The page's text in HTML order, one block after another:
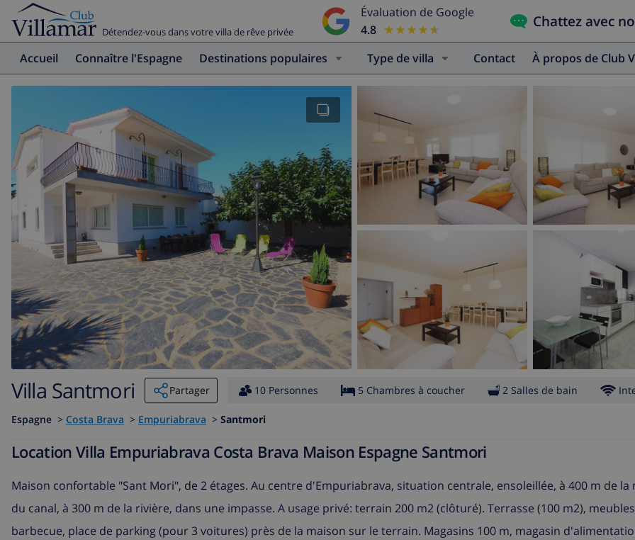
Détendez-vous dans votre villa de rêve privée
Évaluation de Google
4.8 ★★★★★
★★★★★ Chattez avec
Accueil Connaître l'Espagne Destinations populaires Type de villa Contact À propos de Club
Villa Santmori Partager 10 Personnes 5 Chambres à coucher 2 Salles de bain
Espagne > Costa Brava > Empuriabrava > Santmori
Location Villa Empuriabrava Costa Brava Maison Espagne Santmori
Maison confortable "Sant Mori", de 2 étages. Au centre d'Empuriabrava, situation centrale, ensoleillée, à 400 m de la
du canal, à 300 m de la rivière, dans une impasse. A usage privé: terrain 200 m2 (clôturé). Terrasse (100 m2),
barbecue, place de parking (pour 3 voitures) près de la maison sur le terrain. Magasins 100 m, magasin